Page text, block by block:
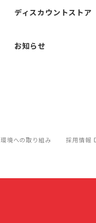
ディスカウントストア
お知らせ
環境への取り組み 採用情報